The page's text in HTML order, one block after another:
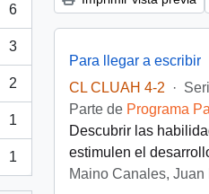
6
3
2
1
1
Para llegar a escribir
CL CLUAH 4-2
·
Parte de Programa
Descubrir las
estimulen el
Maino Canales, Juan